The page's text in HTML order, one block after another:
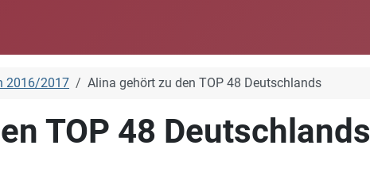
2016/2017 Alina gehört zu den TOP 48 Deutschlands
TOP 48 Deutschlands